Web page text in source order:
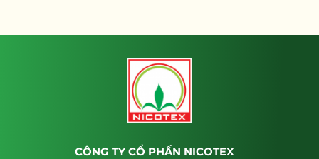
CÔNG TY CỔ PHẦN NICOTEX